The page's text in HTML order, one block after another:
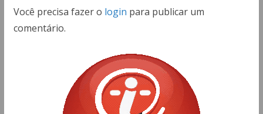
Você precisa fazer o login para publicar um
comentário.